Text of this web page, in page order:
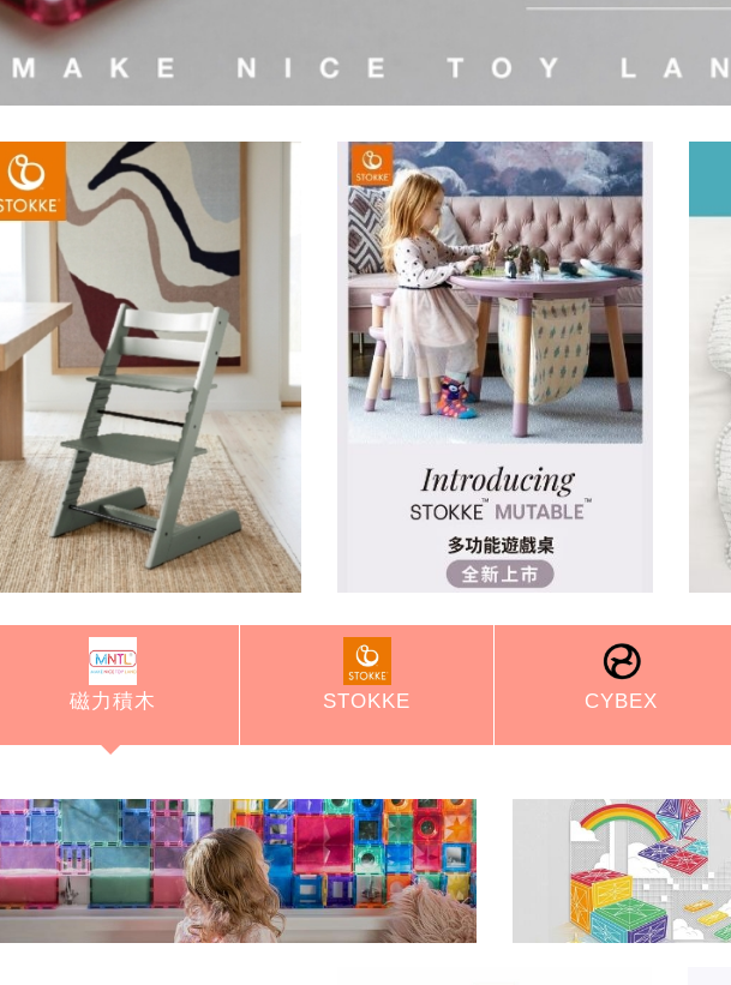
磁力積木 STOKKE CYBEX